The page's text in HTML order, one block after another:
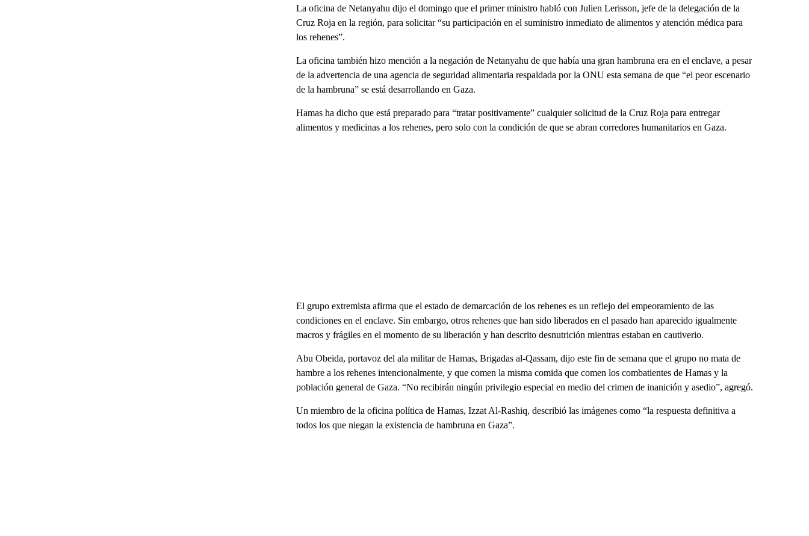
La oficina de Netanyahu dijo el domingo que el primer ministro habló con Julien Lerisson, jefe de la delegación de la
Cruz Roja en la región, para solicitar “su participación en el suministro inmediato de alimentos y atención médica para
los rehenes”.
La oficina también hizo mención a la negación de Netanyahu de que había una gran hambruna era en el enclave, a pesar
de la advertencia de una agencia de seguridad alimentaria respaldada por la ONU esta semana de que “el peor escenario
de la hambruna” se está desarrollando en Gaza.
Hamas ha dicho que está preparado para “tratar positivamente” cualquier solicitud de la Cruz Roja para entregar
alimentos y medicinas a los rehenes, pero solo con la condición de que se abran corredores humanitarios en Gaza.
El grupo extremista afirma que el estado de demarcación de los rehenes es un reflejo del empeoramiento de las
condiciones en el enclave. Sin embargo, otros rehenes que han sido liberados en el pasado han aparecido igualmente
macros y frágiles en el momento de su liberación y han descrito desnutrición mientras estaban en cautiverio.
Abu Obeida, portavoz del ala militar de Hamas, Brigadas al-Qassam, dijo este fin de semana que el grupo no mata de
hambre a los rehenes intencionalmente, y que comen la misma comida que comen los combatientes de Hamas y la
población general de Gaza. “No recibirán ningún privilegio especial en medio del crimen de inanición y asedio”, agregó.
Un miembro de la oficina política de Hamas, Izzat Al-Rashiq, describió las imágenes como “la respuesta definitiva a
todos los que niegan la existencia de hambruna en Gaza”.